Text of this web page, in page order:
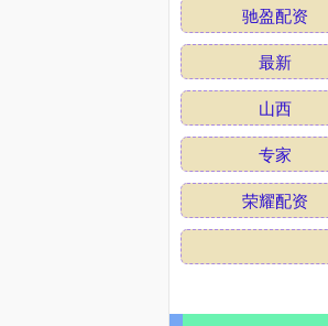
驰盈配资
最新
山西
专家
荣耀配资